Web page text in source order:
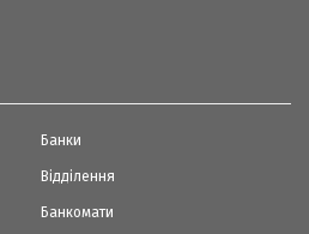
Банки
Відділення
Банкомати